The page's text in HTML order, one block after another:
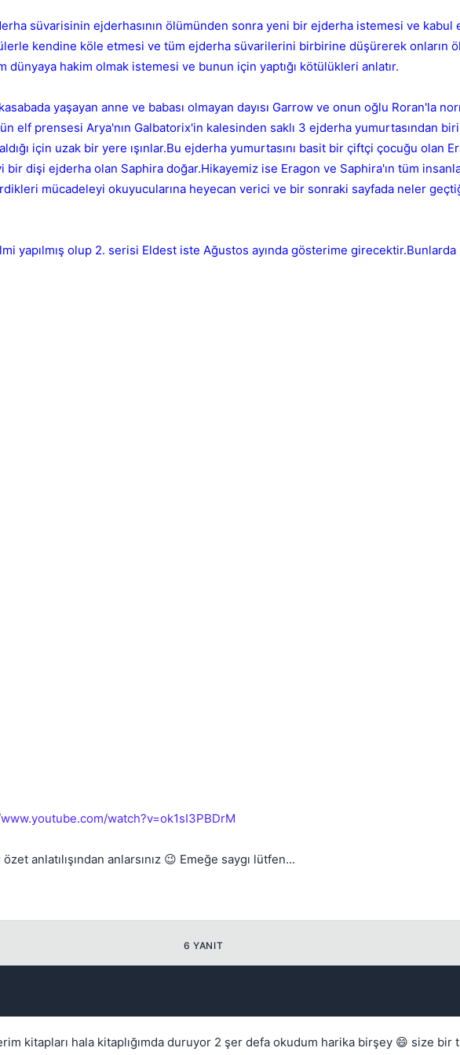
💎
süvarisinin ejderhasının ölümünden sonra yeni bir ejderha istemesi ve
kendine köle etmesi ve tüm ejderha süvarilerini birbirine düşürerek onların
dünyaya hakim olmak istemesi ve bunun için yaptığı kötülükleri anlatır.
yaşayan anne ve babası olmayan dayısı Garrow ve onun oğlu Roran'la
elf prensesi Arya'nın Galbatorix'in kalesinden saklı 3 ejderha yumurtasından
için uzak bir yere ışınlar.Bu ejderha yumurtasını basit bir çiftçi çocuğu olan
bir dişi ejderha olan Saphira doğar.Hikayemiz ise Eragon ve Saphira'ın tüm
mücadeleyi okuyucularına heyecan verici ve bir sonraki sayfada neler
yapılmış olup 2. serisi Eldest iste Ağustos ayında gösterime
watch?v=ok1sI3PBDrM
anlatılışından anlarsınız 😉 Emeğe saygı lütfen...
6 YANIT
kitapları hala kitaplığımda duruyor 2 şer defa okudum harika birşey 😄 size bir
Kapat